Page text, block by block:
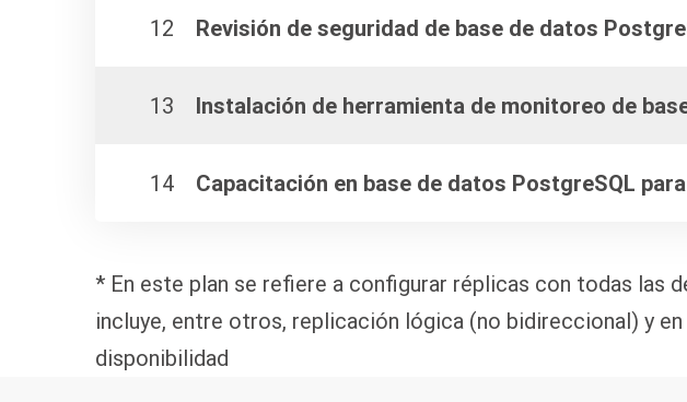
12 Revisión de seguridad de base de datos
13 Instalación de herramienta de monitoreo de
14 Capacitación en base de datos PostgreSQL
* En este plan se refiere a configurar réplicas con todas
incluye, entre otros, replicación lógica (no bidireccional) y
disponibilidad